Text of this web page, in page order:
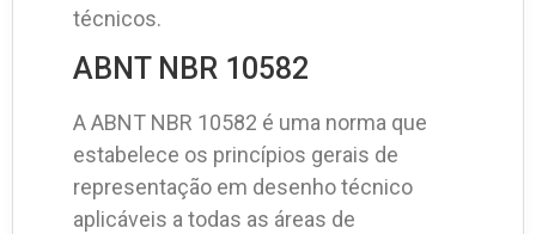
técnicos.
ABNT NBR 10582
A ABNT NBR 10582 é uma norma que
estabelece os princípios gerais de
representação em desenho técnico
aplicáveis a todas as áreas de